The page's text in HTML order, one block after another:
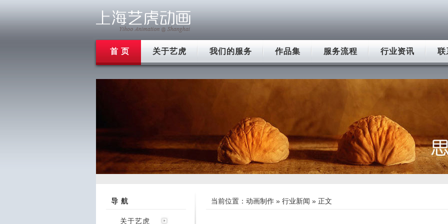
首 页 关于艺虎 我们的服务 作品集 服务流程 行业资讯 联
导 航
关于艺虎
当前位置： 动画制作 » 行业新闻 » 正文